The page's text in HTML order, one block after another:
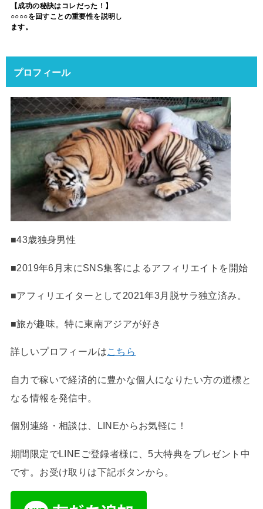
【成功の秘訣はコレだった！】
○○○○を回すことの重要性を説明し
ます。
プロフィール
■43歳独身男性
■2019年6月末にSNS集客によるアフィリエイトを開始
■アフィリエイターとして2021年3月脱サラ独立済み。
■旅が趣味。特に東南アジアが好き
詳しいプロフィールはこちら
自力で稼いで経済的に豊かな個人になりたい方の道標と
なる情報を発信中。
個別連絡・相談は、LINEからお気軽に！
期間限定でLINEご登録者様に、5大特典をプレゼント中
です。お受け取りは下記ボタンから。